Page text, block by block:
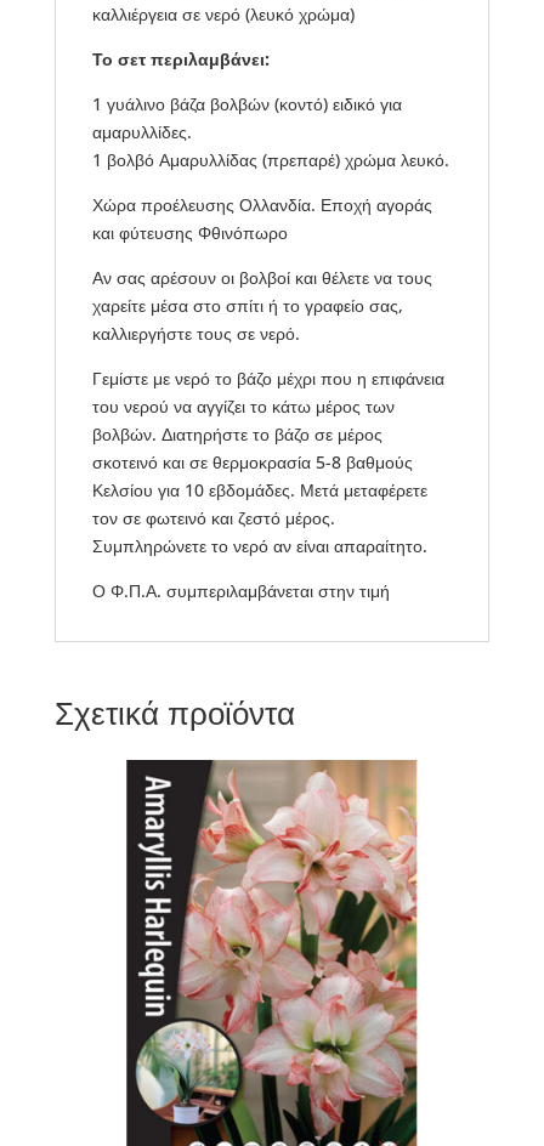
καλλιέργεια σε νερό (λευκό χρώμα)
Το σετ περιλαμβάνει:
1 γυάλινο βάζα βολβών (κοντό) ειδικό για
αμαρυλλίδες.
1 βολβό Αμαρυλλίδας (πρεπαρέ) χρώμα λευκό.
Χώρα προέλευσης Ολλανδία. Εποχή αγοράς
και φύτευσης Φθινόπωρο
Αν σας αρέσουν οι βολβοί και θέλετε να τους
χαρείτε μέσα στο σπίτι ή το γραφείο σας,
καλλιεργήστε τους σε νερό.
Γεμίστε με νερό το βάζο μέχρι που η επιφάνεια
του νερού να αγγίζει το κάτω μέρος των
βολβών. Διατηρήστε το βάζο σε μέρος
σκοτεινό και σε θερμοκρασία 5-8 βαθμούς
Κελσίου για 10 εβδομάδες. Μετά μεταφέρετε
τον σε φωτεινό και ζεστό μέρος.
Συμπληρώνετε το νερό αν είναι απαραίτητο.
Ο Φ.Π.Α. συμπεριλαμβάνεται στην τιμή
Σχετικά προϊόντα